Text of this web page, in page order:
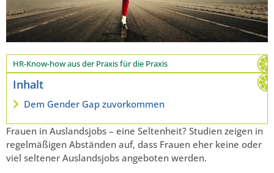
HR-Know-how aus der Praxis für die Praxis
Inhalt
Dem Gender Gap zuvorkommen
Frauen in Auslandsjobs – eine Seltenheit? Studien zeigen in
regelmäßigen Abständen auf, dass Frauen eher keine oder
viel seltener Auslandsjobs angeboten werden.